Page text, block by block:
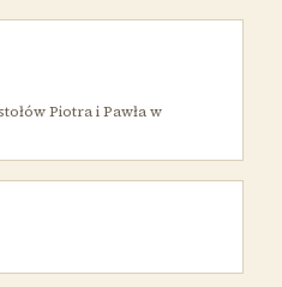
Piotra i Pawła w